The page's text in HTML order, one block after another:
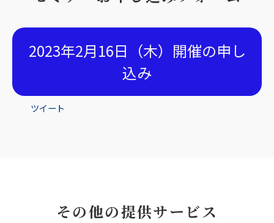
2023年2月16日（木）開催の申し
込み
ツイート
その他の提供サービス